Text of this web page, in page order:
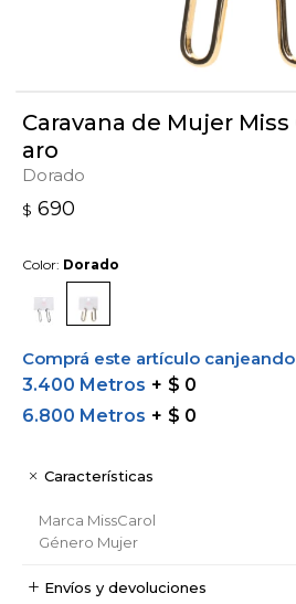
Caravana de Mujer Miss
aro
Dorado
$ 690
Color: Dorado
Comprá este artículo
3.400 Metros
$ 0
6.800 Metros $ 0
Características
Marca MissCarol
Género Mujer
Envíos y devoluciones